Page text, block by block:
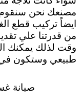
مصنعك نحن
ايضاً تركيب قطع
من قدرتنا علي
وقت لذلك يمكنك
طبيعي وستكون
صيانة